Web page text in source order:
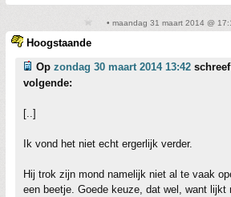
• maandag 31 maart 2014 @
Hoogstaande
Op zondag 30 maart 2014 13:42 schreef
volgende:
[..]
Ik vond het niet echt ergerlijk verder.
Hij trok zijn mond namelijk niet al te vaak
een beetje. Goede keuze, dat wel, want lijkt